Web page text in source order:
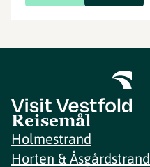
Reisemål
Holmestrand
Horten & Åsgårdstrand